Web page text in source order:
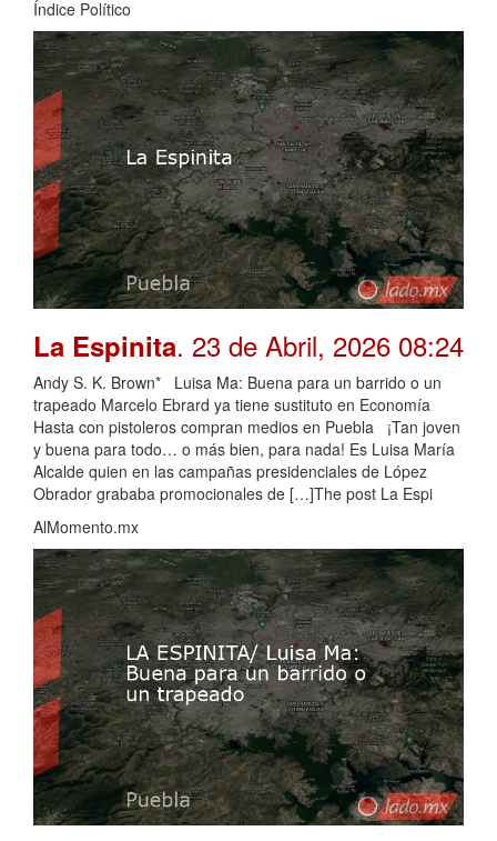
Índice Político
La Espinita. 23 de Abril, 2026 08:24
Andy S. K. Brown* Luisa Ma: Buena para un barrido o un
trapeado Marcelo Ebrard ya tiene sustituto en Economía
Hasta con pistoleros compran medios en Puebla ¡Tan joven
y buena para todo… o más bien, para nada! Es Luisa María
Alcalde quien en las campañas presidenciales de López
Obrador grababa promocionales de […]The post La Espi
AlMomento.mx